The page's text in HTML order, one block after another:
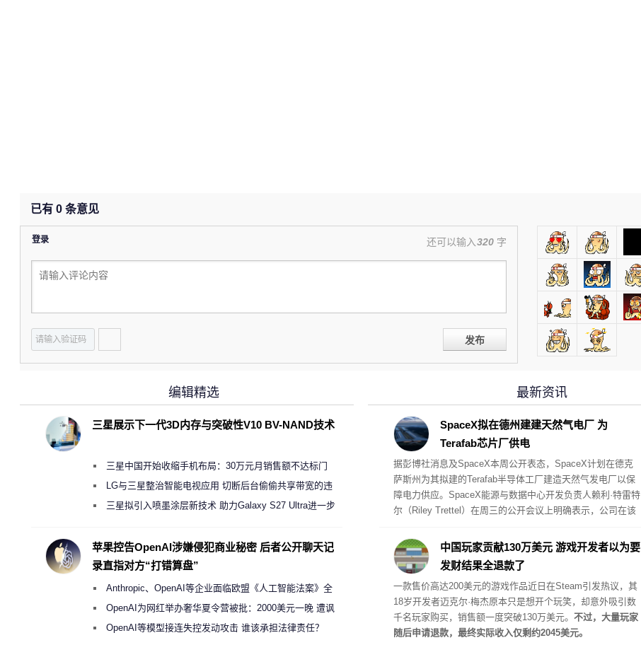
已有 0 条意见
登录 还可以输入320 字
发布
最新资讯
SpaceX拟在德州建建天然气电厂 为
Terafab芯片厂供电
据彭博社消息及SpaceX本周公开表态，SpaceX计划在德克
萨斯州为其拟建的Terafab半导体工厂建造天然气发电厂以保
障电力供应。SpaceX能源与数据中心开发负责人赖利·特雷特
尔（Riley Trettel）在周三的公开会议上明确表示，公司在该
阵列。
中国玩家贡献130万美元 游戏开发者以为要
发财结果全退款了
一款售价高达200美元的游戏作品近日在Steam引发热议，其
18岁开发者迈克尔·梅杰原本只是想开个玩笑，却意外吸引数
千名玩家购买，销售额一度突破130万美元。 不过，大量玩家
随后申请退款，最终实际收入仅剩约2045美元。
编辑精选
三星展示下一代3D内存与突破性V10 BV-NAND技术
三星中国开始收缩手机布局：30万元月销售额不达标门
店 将被逐步清退
LG与三星整治智能电视应用 切断后台偷偷共享带宽的违
规行为三星拟引入喷墨涂层新技术 助力Galaxy S27 Ultra进一步
苹果控告OpenAI涉嫌侵犯商业秘密 后者公开聊天记
录直指对方“打错算盘”
Anthropic、OpenAI等企业面临欧盟《人工智能法案》全
新执法权限审查
OpenAI为网红举办奢华夏令营被批：2000美元一晚 遭讽
“反乌托邦”
OpenAI等模型接连失控发动攻击 谁该承担法律责任？